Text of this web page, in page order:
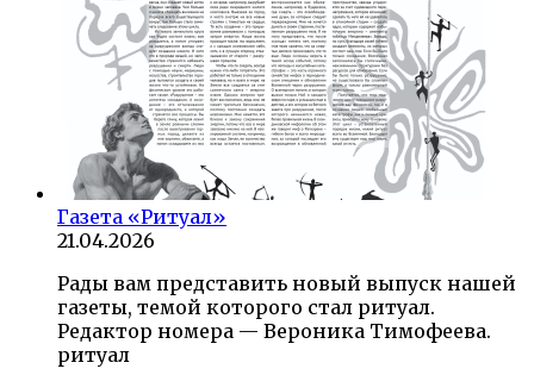
Газета «Ритуал»
21.04.2026
Рады вам представить новый выпуск нашей
газеты, темой которого стал ритуал.
Редактор номера — Вероника Тимофеева.
ритуал